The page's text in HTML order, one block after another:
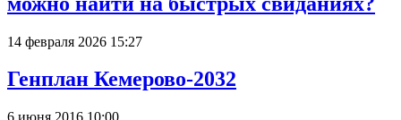
14 февраля 2026 15:27
Генплан Кемерово-2032